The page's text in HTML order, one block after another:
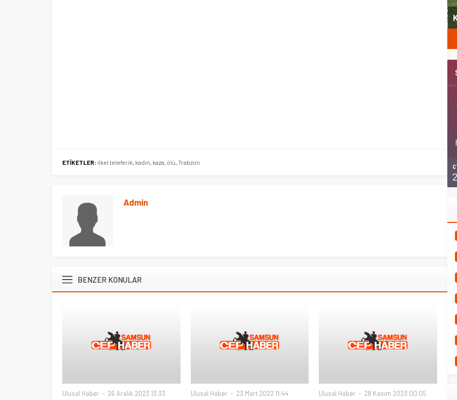
ETİKETLER: ilkel teleferik, kadın, kaza, ölü, Trabzon
Admin
BENZER KONULAR
Ulusal Haber 26 Aralık 2023 13:33 Ulusal Haber 23 Mart 2022 11:44 Ulusal Haber 28 Kasım 2023 00:05